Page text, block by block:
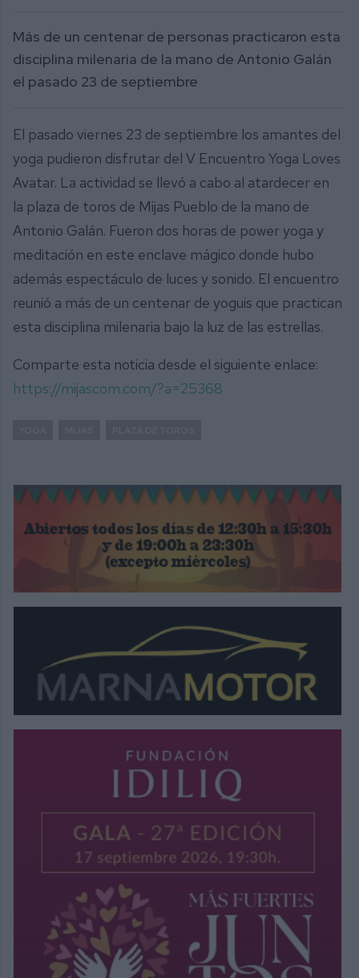
Más de un centenar de personas practicaron esta
disciplina milenaria de la mano de Antonio Galán
el pasado 23 de septiembre
El pasado viernes 23 de septiembre los amantes del
yoga pudieron disfrutar del V Encuentro Yoga Loves
Avatar. La actividad se llevó a cabo al atardecer en
la plaza de toros de Mijas Pueblo de la mano de
Antonio Galán. Fueron dos horas de power yoga y
meditación en este enclave mágico donde hubo
además espectáculo de luces y sonido. El encuentro
reunió a más de un centenar de yoguis que practican
esta disciplina milenaria bajo la luz de las estrellas.
Comparte esta noticia desde el siguiente enlace:
https://mijascom.com/?a=25368